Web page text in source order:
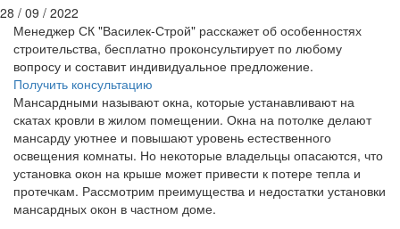
28 / 09 / 2022
Менеджер СК "Василек-Строй" расскажет об особенностях
строительства, бесплатно проконсультирует по любому
вопросу и составит индивидуальное предложение.
Получить консультацию
Мансардными называют окна, которые устанавливают на
скатах кровли в жилом помещении. Окна на потолке делают
мансарду уютнее и повышают уровень естественного
освещения комнаты. Но некоторые владельцы опасаются, что
установка окон на крыше может привести к потере тепла и
протечкам. Рассмотрим преимущества и недостатки установки
мансардных окон в частном доме.